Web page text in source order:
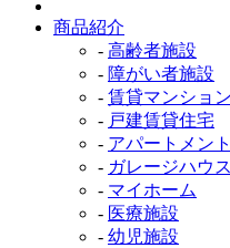
商品紹介
- 高齢者施設
- 障がい者施設
- 賃貸マンション
- 戸建賃貸住宅
- アパートメント
- ガレージハウス
- マイホーム
- 医療施設
- 幼児施設